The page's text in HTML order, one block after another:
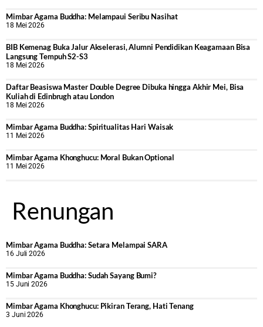
Mimbar Agama Buddha: Melampaui Seribu Nasihat
18 Mei 2026
BIB Kemenag Buka Jalur Akselerasi, Alumni Pendidikan Keagamaan Bisa
Langsung Tempuh S2-S3
18 Mei 2026
Daftar Beasiswa Master Double Degree Dibuka hingga Akhir Mei, Bisa
Kuliah di Edinbrugh atau London
18 Mei 2026
Mimbar Agama Buddha: Spiritualitas Hari Waisak
11 Mei 2026
Mimbar Agama Khonghucu: Moral Bukan Optional
11 Mei 2026
Renungan
Mimbar Agama Buddha: Setara Melampai SARA
16 Juli 2026
Mimbar Agama Buddha: Sudah Sayang Bumi?
15 Juni 2026
Mimbar Agama Khonghucu: Pikiran Terang, Hati Tenang
3 Juni 2026